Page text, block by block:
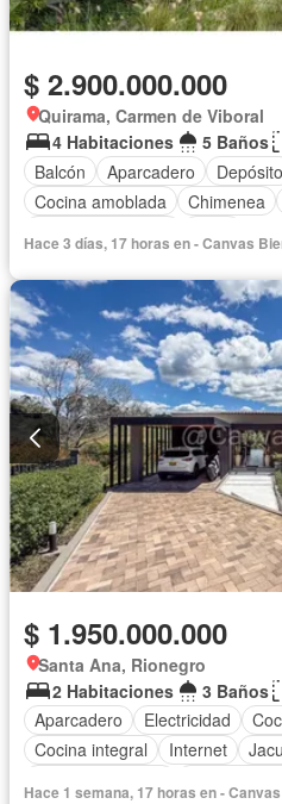
$ 2.900.000.000
Quirama, Carmen de Viboral
4 Habitaciones
5 Baños
Balcón
Aparcadero Depósito
Cocina amoblada
Chimenea
Hace 3 días, 17 horas en - Canvas
$ 1.950.000.000
Santa Ana, Rionegro
2 Habitaciones
3 Baños
Aparcadero
Electricidad
Cocina integral
Internet
Hace 1 semana, 17 horas en -